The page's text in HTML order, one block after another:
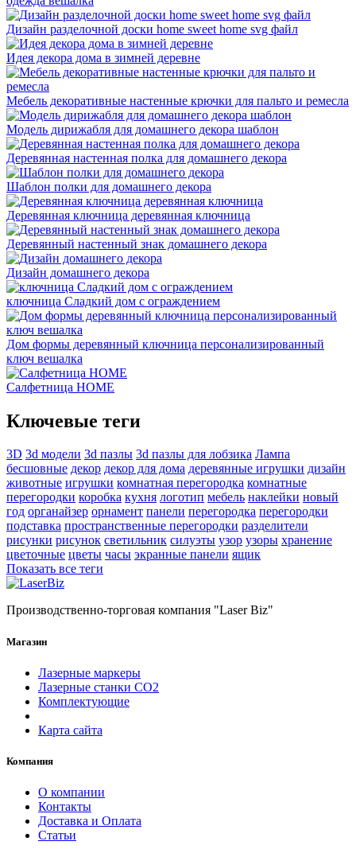
Дизайн разделочной доски home sweet home svg файл
Идея декора дома в зимней деревне
Мебель декоративные настенные крючки для пальто и ремесла
Модель дирижабля для домашнего декора шаблон
Деревянная настенная полка для домашнего декора
Шаблон полки для домашнего декора
Деревянная ключница деревянная ключница
Деревянный настенный знак домашнего декора
Дизайн домашнего декора
ключница Сладкий дом с ограждением
Дом формы деревянный ключница персонализированный
ключ вешалка
Салфетница HOME
Ключевые теги
3D 3d модели 3d пазлы 3d пазлы для лобзика Лампа
бесшовные декор декор для дома деревянные игрушки дизайн
животные игрушки комнатная перегородка комнатные
перегородки коробка кухня логотип мебель наклейки новый
год органайзер орнамент панели перегородка перегородки
подставка пространственные перегородки разделители
рисунки рисунок светильник силуэты узор узоры хранение
цветочные цветы часы экранные панели ящик
Показать все теги
Производственно-торговая компания "Laser Biz"
Магазин
Лазерные маркеры
Лазерные станки СО2
Комплектующие
Карта сайта
Компания
О компании
Контакты
Доставка и Оплата
Статьи